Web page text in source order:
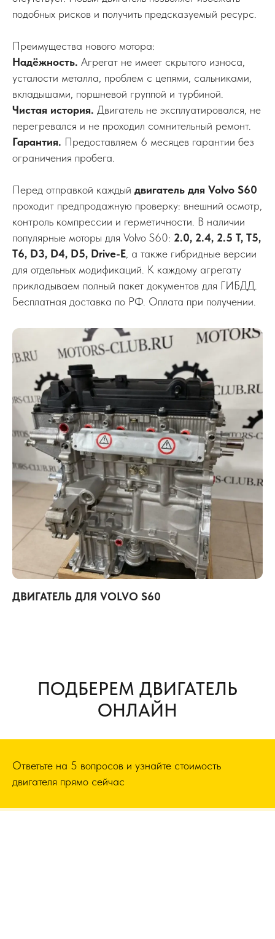
подобных рисков и получить предсказуемый ресурс.
Преимущества нового мотора:
Надёжность. Агрегат не имеет скрытого износа,
усталости металла, проблем с цепями, сальниками,
вкладышами, поршневой группой и турбиной.
Чистая история. Двигатель не эксплуатировался, не
перегревался и не проходил сомнительный ремонт.
Гарантия. Предоставляем 6 месяцев гарантии без
ограничения пробега.
Перед отправкой каждый двигатель для Volvo S60
проходит предпродажную проверку: внешний осмотр,
контроль компрессии и герметичности. В наличии
популярные моторы для Volvo S60: 2.0, 2.4, 2.5 T, T5,
T6, D3, D4, D5, Drive-E , а также гибридные версии
для отдельных модификаций. К каждому агрегату
прикладываем полный пакет документов для ГИБДД.
Бесплатная доставка по РФ. Оплата при получении.
ДВИГАТЕЛЬ ДЛЯ VOLVO S60
ПОДБЕРЕМ ДВИГАТЕЛЬ
ОНЛАЙН
Ответьте на 5 вопросов и узнайте стоимость
двигателя прямо сейчас